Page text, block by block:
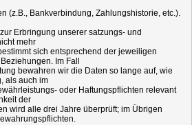
Bankverbindung, Zahlungshistorie, etc.).
Erbringung unserer satzungs- und
mehr
sich entsprechend der jeweiligen
Im Fall
bewahren wir die Daten so lange auf, wie
als auch im
oder Haftungspflichten relevant
der
alle drei Jahre überprüft; im Übrigen